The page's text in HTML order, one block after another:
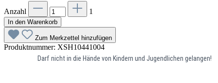
Anzahl 1
In den Warenkorb
Zum Merkzettel hinzufügen
Produktnummer: XSH10441004
Darf nicht in die Hände von Kindern und Jugendlichen gelangen!